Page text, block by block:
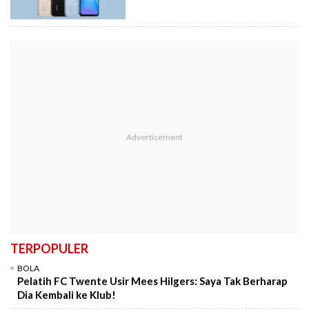
TERPOPULER
BOLA
Pelatih FC Twente Usir Mees Hilgers: Saya Tak Berharap
Dia Kembali ke Klub!